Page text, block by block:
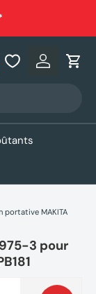
Se
portative MAKITA
3 pour